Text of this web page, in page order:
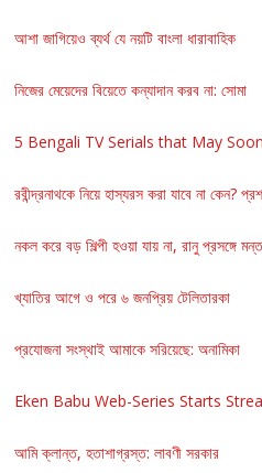
আশা জাগিয়েও ব্যর্থ যে নয়টি বাংলা ধারাবাহিক
নিজের মেয়েদের বিয়েতে কন্যাদান করব না: সোমা
5 Bengali TV Serials that May
রবীন্দ্রনাথকে নিয়ে হাস্যরস করা যাবে না কেন?
নকল করে বড় শিল্পী হওয়া যায় না, রানু প্রসঙ্গে
খ্যাতির আগে ও পরে ৬ জনপ্রিয় টেলিতারকা
প্রযোজনা সংস্থাই আমাকে সরিয়েছে: অনামিকা
Eken Babu Web-Series Starts
আমি ক্লান্ত, হতাশাগ্রস্ত: লাবণী সরকার